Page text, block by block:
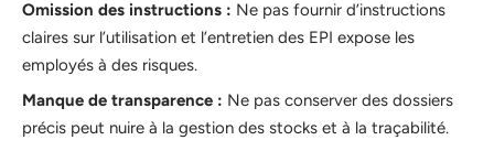
Omission des instructions : Ne pas fournir d’instructions
claires sur l’utilisation et l’entretien des EPI expose les
employés à des risques.
Manque de transparence : Ne pas conserver des dossiers
précis peut nuire à la gestion des stocks et à la traçabilité.